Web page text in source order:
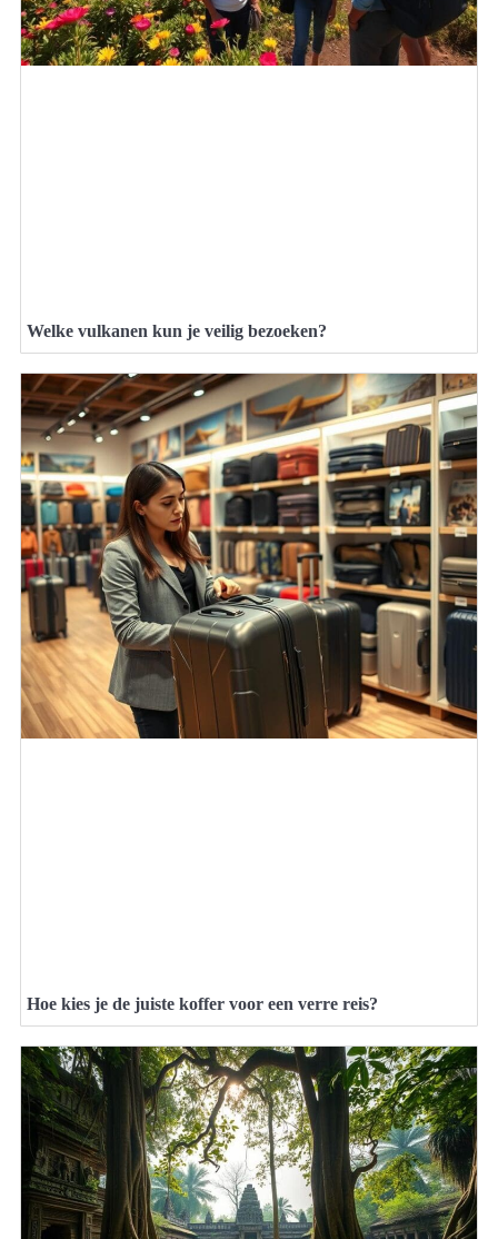
Welke vulkanen kun je veilig bezoeken?
Hoe kies je de juiste koffer voor een verre reis?